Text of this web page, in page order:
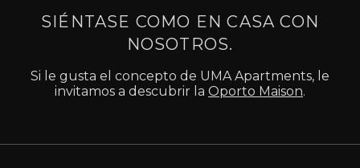
SIÉNTASE COMO EN CASA CON
NOSOTROS.
Si le gusta el concepto de UMA Apartments, le
invitamos a descubrir la Oporto Maison.